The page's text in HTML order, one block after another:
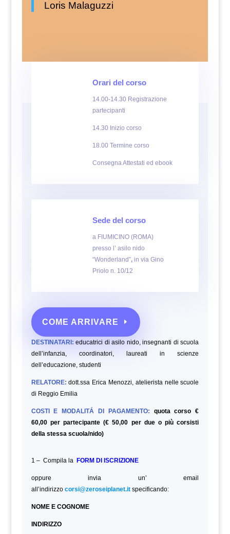
Loris Malaguzzi
Orari del corso
14.00-14.30 Registrazione
partecipanti
14.30 Inizio corso
18.00 Termine corso
Consegna Attestati ed ebook
Sede del corso
a FIUMICINO (ROMA)
presso l’ asilo nido
“Wonderland”, in via Gino
Priolo n. 10/12
COME ARRIVARE
DESTINATARI: educatrici di asilo nido, insegnanti di scuola
dell’infanzia, coordinatori, laureati in scienze
dell’educazione, studenti
RELATORE: dott.ssa Erica Menozzi, atelierista nelle scuole
di Reggio Emilia
COSTI E MODALITÁ DI PAGAMENTO:
quota corso €
60,00 per partecipante (€ 50,00 per due o più corsisti
della stessa scuola/nido)
1 – Compila la FORM DI ISCRIZIONE
oppure invia un’ email
all’indirizzo corsi@zeroseiplanet.itspecificando:
NOME E COGNOME
INDIRIZZO